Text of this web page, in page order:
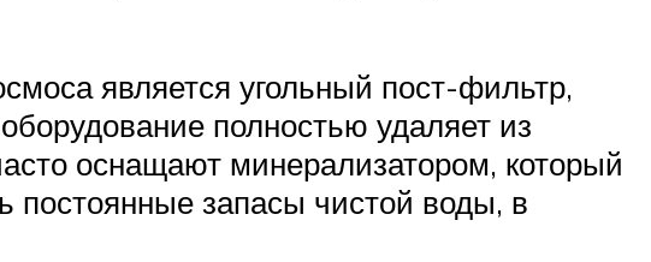
является угольный пост-фильтр,
полностью удаляет из
оснащают минерализатором, который
постоянные запасы чистой воды, в